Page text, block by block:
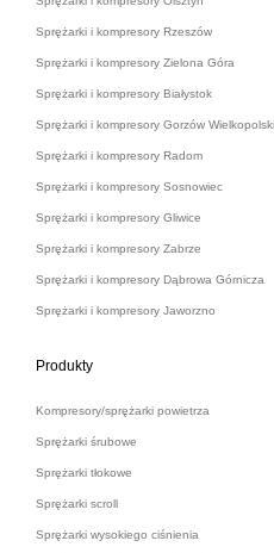
Sprężarki i kompresory Rzeszów
Sprężarki i kompresory Zielona Góra
Sprężarki i kompresory Białystok
Sprężarki i kompresory Gorzów Wielkopolski
Sprężarki i kompresory Radom
Sprężarki i kompresory Sosnowiec
Sprężarki i kompresory Gliwice
Sprężarki i kompresory Zabrze
Sprężarki i kompresory Dąbrowa Górnicza
Sprężarki i kompresory Jaworzno
Produkty
Kompresory/sprężarki powietrza
Sprężarki śrubowe
Sprężarki tłokowe
Sprężarki scroll
Sprężarki wysokiego ciśnienia